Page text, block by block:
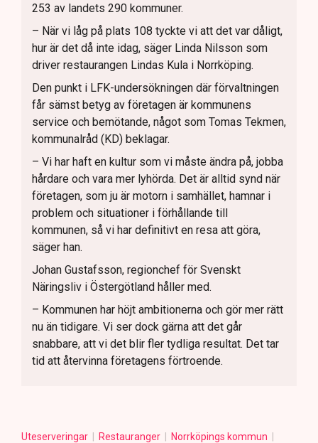
253 av landets 290 kommuner.
– När vi låg på plats 108 tyckte vi att det var dåligt,
hur är det då inte idag, säger Linda Nilsson som
driver restaurangen Lindas Kula i Norrköping.
Den punkt i LFK-undersökningen där förvaltningen
får sämst betyg av företagen är kommunens
service och bemötande, något som Tomas Tekmen,
kommunalråd (KD) beklagar.
– Vi har haft en kultur som vi måste ändra på, jobba
hårdare och vara mer lyhörda. Det är alltid synd när
företagen, som ju är motorn i samhället, hamnar i
problem och situationer i förhållande till
kommunen, så vi har definitivt en resa att göra,
säger han.
Johan Gustafsson, regionchef för Svenskt
Näringsliv i Östergötland håller med.
– Kommunen har höjt ambitionerna och gör mer rätt
nu än tidigare. Vi ser dock gärna att det går
snabbare, att vi det blir fler tydliga resultat. Det tar
tid att återvinna företagens förtroende.
Uteserveringar Restauranger Norrköpings kommun